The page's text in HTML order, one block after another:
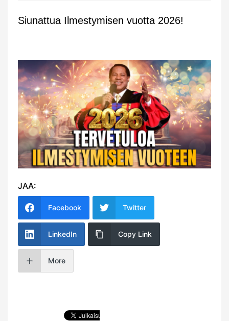
Siunattua Ilmestymisen vuotta 2026!
JAA:
Facebook Twitter
LinkedIn Copy Link
More